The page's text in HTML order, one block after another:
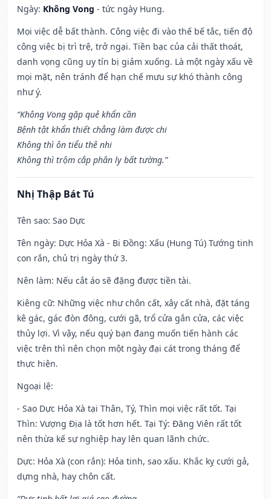
Ngày: Không Vong - tức ngày Hung.
Mọi việc dễ bất thành. Công việc đi vào thế bế tắc, tiến độ
công việc bị trì trệ, trở ngại. Tiền bạc của cải thất thoát,
danh vọng cũng uy tín bị giảm xuống. Là một ngày xấu về
mọi mặt, nên tránh để hạn chế mưu sự khó thành công
như ý.
“Không Vong gặp quẻ khẩn cần
Bệnh tật khẩn thiết chẳng làm được chi
Không thì ôn tiểu thê nhi
Không thì trộm cắp phân ly bất tường.”
Nhị Thập Bát Tú
Tên sao: Sao Dực
Tên ngày: Dực Hỏa Xà - Bi Đồng: Xấu (Hung Tú) Tướng tinh
con rắn, chủ trị ngày thứ 3.
Nên làm: Nếu cắt áo sẽ đặng được tiền tài.
Kiêng cữ: Những việc như chôn cất, xây cất nhà, đặt táng
kê gác, gác đòn đông, cưới gã, trổ cửa gắn cửa, các việc
thủy lợi. Vì vậy, nếu quý bạn đang muốn tiến hành các
việc trên thì nên chọn một ngày đại cát trong tháng để
thực hiện.
Ngoại lệ:
- Sao Dực Hỏa Xà tại Thân, Tý, Thìn mọi việc rất tốt. Tại
Thìn: Vượng Địa là tốt hơn hết. Tại Tý: Đăng Viên rất tốt
nên thừa kế sự nghiệp hay lên quan lãnh chức.
Dực: Hỏa Xà (con rắn): Hỏa tinh, sao xấu. Khắc kỵ cưới gả,
dựng nhà, hay chôn cất.